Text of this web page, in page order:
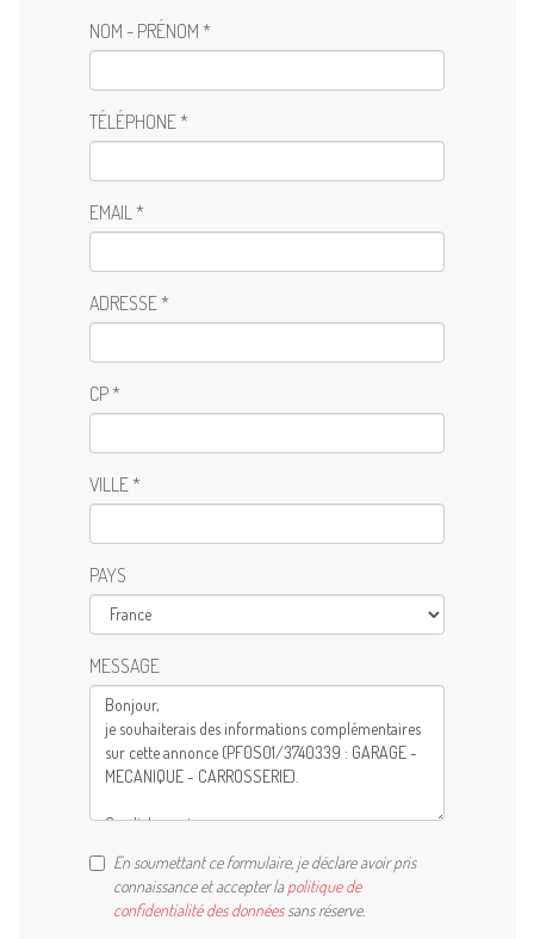
NOM - PRÉNOM *
TÉLÉPHONE *
EMAIL *
ADRESSE *
CP *
VILLE *
PAYS
MESSAGE
En soumettant ce formulaire, je déclare avoir pris
connaissance et accepter lapolitique de
confidentialité des donnéessans réserve.